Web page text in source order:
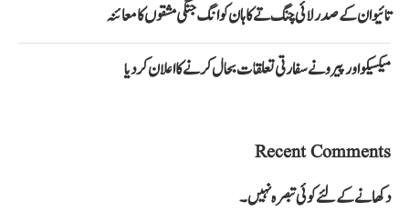
تائیوان کے صدر لائی چنگ تے کا ہان کوانگ جنگی مشقوں کا معائنہ
میکسیکو اور پیرو نے سفارتی تعلقات بحال کرنے کا اعلان کر دیا
Recent Comments
دکھانے کے لئے کوئی تبصرہ نہیں۔